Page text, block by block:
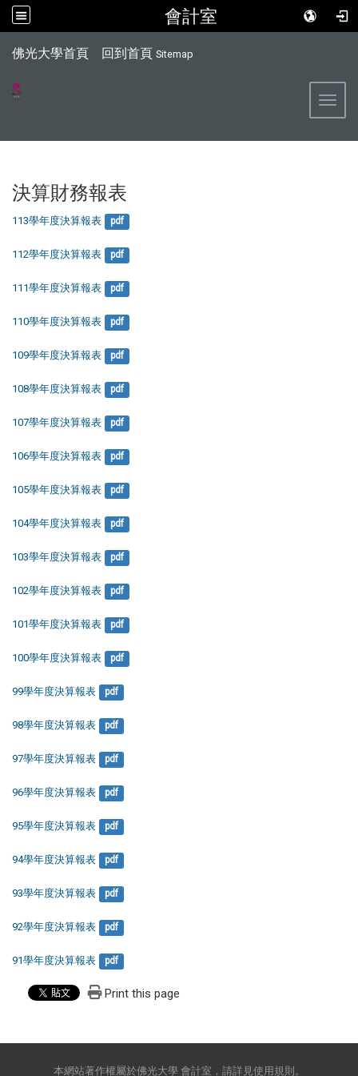
會計室
佛光大學首頁 回到首頁 Sitemap
決算財務報表
113學年度決算報表 pdf
112學年度決算報表 pdf
111學年度決算報表 pdf
110學年度決算報表 pdf
109學年度決算報表 pdf
108學年度決算報表 pdf
107學年度決算報表 pdf
106學年度決算報表 pdf
105學年度決算報表 pdf
104學年度決算報表 pdf
103學年度決算報表 pdf
102學年度決算報表 pdf
101學年度決算報表 pdf
100學年度決算報表 pdf
99學年度決算報表 pdf
98學年度決算報表 pdf
97學年度決算報表 pdf
96學年度決算報表 pdf
95學年度決算報表 pdf
94學年度決算報表 pdf
93學年度決算報表 pdf
92學年度決算報表 pdf
91學年度決算報表 pdf
Print this page
本網站著作權屬於佛光大學 會計室，請詳見使用規則。